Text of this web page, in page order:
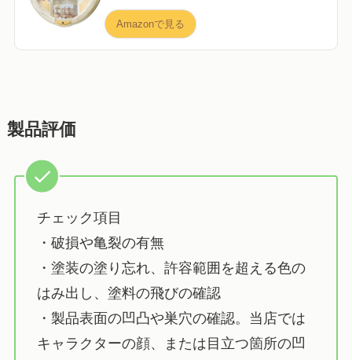
Amazonで見る
製品評価
チェック項目
・破損や亀裂の有無
・塗装の塗り忘れ、許容範囲を超える色の
はみ出し、塗料の飛びの確認
・製品表面の凹凸や巣穴の確認。当店では
キャラクターの顔、または目立つ箇所の凹